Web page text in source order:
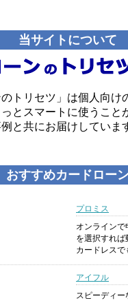
当サイトについて
のトリセツ」は個人向け
とスマートに使うこと
と共にお届けしていま
おすすめカードロー
プロミス
オンライン
を選択すれば
カードレスで
アイフル
スピーディー